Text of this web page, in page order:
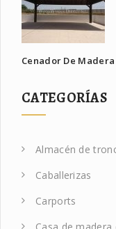
Cenador De
CATEGORÍAS
Almacén de
Caballerizas
Carports